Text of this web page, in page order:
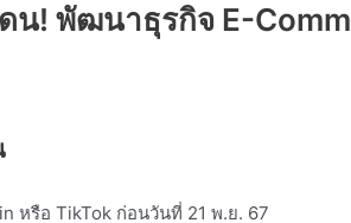
! พัฒนาธุรกิจ E-
หรือ TikTok ก่อนวันที่ 21 พ.ย. 67